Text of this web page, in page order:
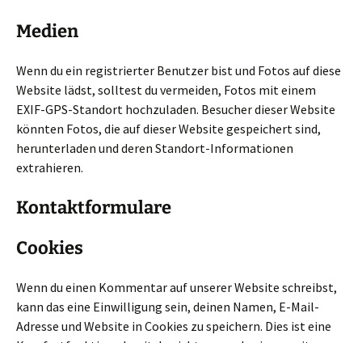
Medien
Wenn du ein registrierter Benutzer bist und Fotos auf diese
Website lädst, solltest du vermeiden, Fotos mit einem
EXIF-GPS-Standort hochzuladen. Besucher dieser Website
könnten Fotos, die auf dieser Website gespeichert sind,
herunterladen und deren Standort-Informationen
extrahieren.
Kontaktformulare
Cookies
Wenn du einen Kommentar auf unserer Website schreibst,
kann das eine Einwilligung sein, deinen Namen, E-Mail-
Adresse und Website in Cookies zu speichern. Dies ist eine